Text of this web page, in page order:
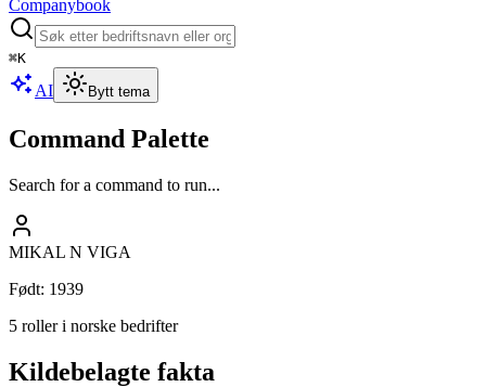
Companybook
⌘K
AI Bytt tema
Command Palette
Search for a command to run...
MIKAL N VIGA
Født: 1939
5 roller i norske bedrifter
Kildebelagte fakta